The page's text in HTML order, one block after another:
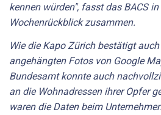
kennen würden", fasst das BACS
Wochenrückblick zusammen.
Wie die Kapo Zürich bestätigt
angehängten Fotos von Google
Bundesamt konnte auch
an die Wohnadressen ihrer Opfer
waren die Daten beim